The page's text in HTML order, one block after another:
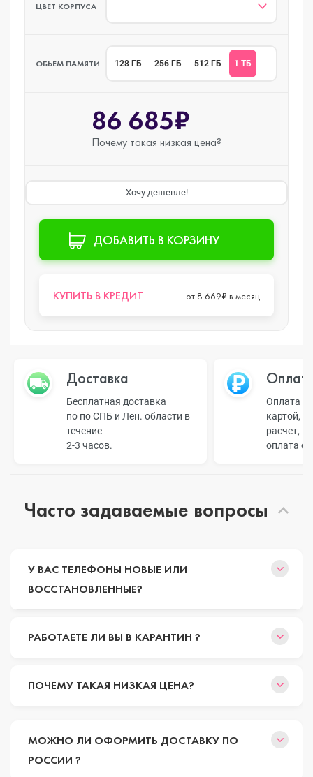
ЦВЕТ КОРПУСА
ОБЬЕМ ПАМЯТИ 128 ГБ 256 ГБ 512 ГБ 1 ТБ
86 685₽
Почему такая низкая цена?
Хочу дешевле!
ДОБАВИТЬ В КОРЗИНУ
КУПИТЬ В КРЕДИТ от 8 669₽ в месяц
Доставка
Бесплатная доставка
по по СПБ и Лен. области в
течение
2-3 часов.
Оплата
картой,
расчет,
оплата
Часто задаваемые вопросы
У ВАС ТЕЛЕФОНЫ НОВЫЕ ИЛИ
ВОССТАНОВЛЕННЫЕ?
РАБОТАЕТЕ ЛИ ВЫ В КАРАНТИН ?
ПОЧЕМУ ТАКАЯ НИЗКАЯ ЦЕНА?
МОЖНО ЛИ ОФОРМИТЬ ДОСТАВКУ ПО
РОССИИ ?